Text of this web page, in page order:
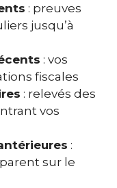
: preuves
jusqu’à
: vos
fiscales
: relevés des
vos
:
sur le